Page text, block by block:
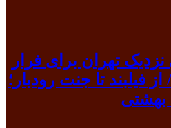
نزدیک تهران برای فرار
فیلبند تا جنت رودبار؛